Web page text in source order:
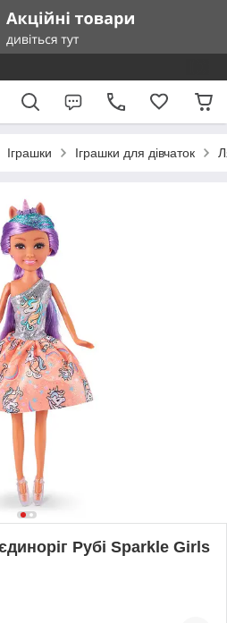
Іграшки Іграшки для дівчаток
Рубі Sparkle Girls